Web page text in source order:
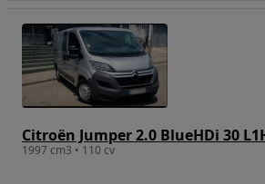
Citroën Jumper 2.0 BlueHDi 30
1997 cm3 • 110 cv